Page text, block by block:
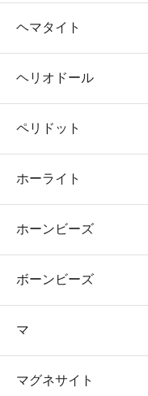
ヘマタイト
ヘリオドール
ペリドット
ホーライト
ホーンビーズ
ボーンビーズ
マ
マグネサイト